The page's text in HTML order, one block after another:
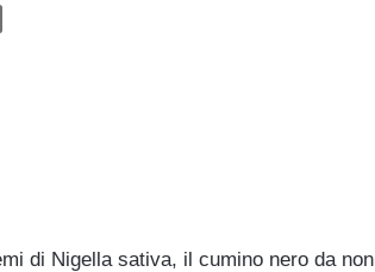
di Nigella sativa, il cumino nero da non